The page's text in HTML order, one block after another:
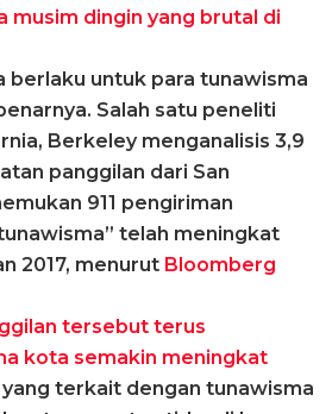
musim dingin yang brutal di
berlaku untuk para tunawisma
Salah satu peneliti
Berkeley menganalisis 3,9
panggilan dari San
911 pengiriman
telah meningkat
2017, menurut Bloomberg
tersebut terus
kota semakin meningkat
terkait dengan tunawisma